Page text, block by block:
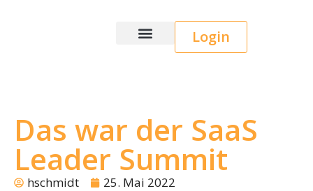
Login
Das war der SaaS
Leader Summit
hschmidt 25. Mai 2022